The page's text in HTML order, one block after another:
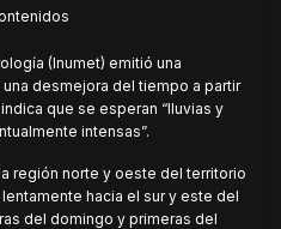
(Inumet) emitió una
desmejora del tiempo a partir
que se esperan “lluvias y
intensas”.
región norte y oeste del territorio
hacia el sur y este del
del domingo y primeras del